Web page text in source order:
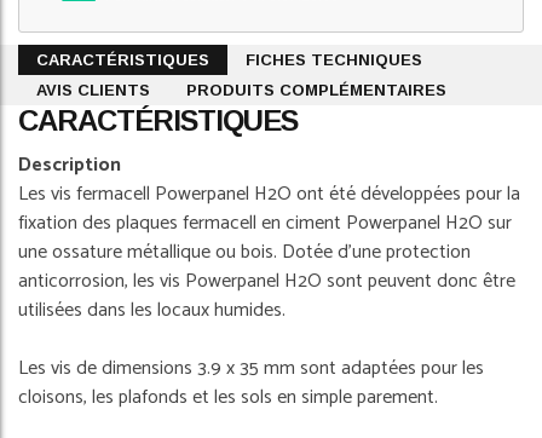
CARACTÉRISTIQUES
FICHES TECHNIQUES
AVIS CLIENTS
PRODUITS COMPLÉMENTAIRES
CARACTÉRISTIQUES
Description
Les vis fermacell Powerpanel H2O ont été développées pour la
fixation des plaques fermacell en ciment Powerpanel H2O sur
une ossature métallique ou bois. Dotée d’une protection
anticorrosion, les vis Powerpanel H2O sont peuvent donc être
utilisées dans les locaux humides.
Les vis de dimensions 3.9 x 35 mm sont adaptées pour les
cloisons, les plafonds et les sols en simple parement.